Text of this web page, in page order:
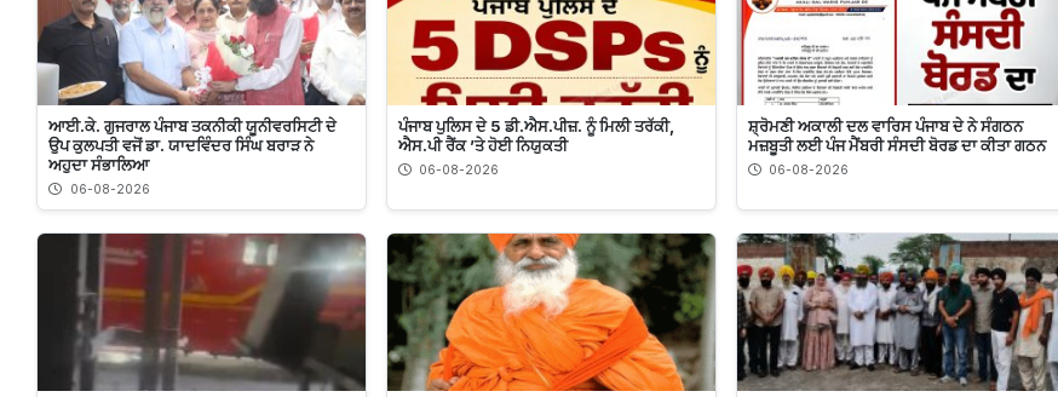
ਆਈ.ਕੇ. ਗੁਜਰਾਲ ਪੰਜਾਬ ਤਕਨੀਕੀ ਯੂਨੀਵਰਸਿਟੀ ਦੇ
ਉਪ ਕੁਲਪਤੀ ਵਜੋਂ ਡਾ. ਯਾਦਵਿੰਦਰ ਸਿੰਘ ਬਰਾੜ ਨੇ
ਅਹੁਦਾ ਸੰਭਾਲਿਆ
06-08-2026
ਪੰਜਾਬ ਪੁਲਿਸ ਦੇ 5 ਡੀ.ਐਸ.ਪੀਜ਼. ਨੂੰ ਮਿਲੀ ਤਰੱਕੀ,
ਐਸ.ਪੀ ਰੈਂਕ ’ਤੇ ਹੋਈ ਨਿਯੁਕਤੀ
06-08-2026
ਸ਼੍ਰੋਮਣੀ ਅਕਾਲੀ ਦਲ ਵਾਰਿਸ ਪੰਜਾਬ ਦੇ ਨੇ ਸੰਗਠਨ
ਮਜ਼ਬੂਤੀ ਲਈ ਪੰਜ ਮੈਂਬਰੀ ਸੰਸਦੀ ਬੋਰਡ ਦਾ ਕੀਤਾ ਗਠਨ
06-08-2026